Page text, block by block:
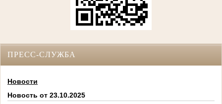
ПРЕСС-СЛУЖБА
Новости
Новость от 23.10.2025